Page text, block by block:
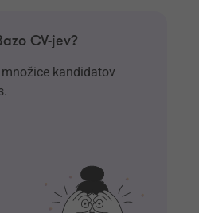
CV-jev?
kandidatov